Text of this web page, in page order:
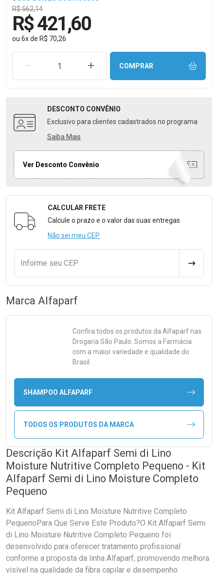
R$ 562,14
R$ 421,60
ou 6xde R$ 70,26
REMOVER UMA UNIDADEAUMENTAR UMA UNIDADE
COMPRAR
DESCONTO CONVÊNIO
Exclusivo para clientes cadastrados no programa
Saiba Mais
Ver Desconto Convênio
Formulário para Calcular o Frete
CALCULAR FRETE
Calcule o prazo e o valor das suas entregas
Não sei meu CEP
Informe seu CEP
Marca Alfaparf
Confira todos os produtos da Alfaparfnas
Drogaria São Paulo. Somos a Farmácia
com a maior variedade e qualidade do
Brasil.
SHAMPOO ALFAPARF
TODOS OS PRODUTOS DA MARCA
Descrição Kit Alfaparf Semi di Lino
Moisture Nutritive Completo Pequeno - Kit
Alfaparf Semi di Lino Moisture Completo
Pequeno
Kit Alfaparf Semi di Lino Moisture Nutritive Completo
PequenoPara Que Serve Este Produto?O Kit Alfaparf Semi
di Lino Moisture Nutritive Completo Pequeno foi
desenvolvido para oferecer tratamento profissional
conforme a proposta da linha Alfaparf, promovendo melhora
visível na qualidade da fibra capilar e desempenho